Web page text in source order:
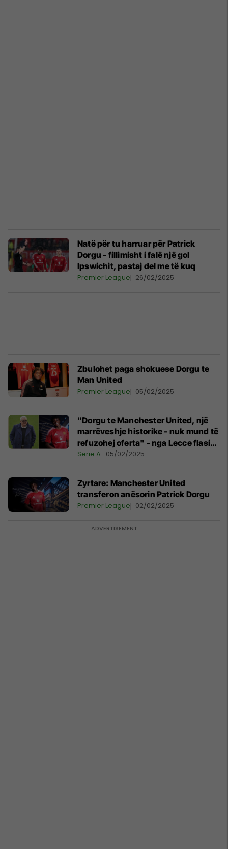
Natë për tu harruar për Patrick
Dorgu - fillimisht i falë një gol
Ipswichit, pastaj del me të kuq
Premier League 26/02/2025
Zbulohet paga shokuese Dorgu te
Man United
Premier League 05/02/2025
"Dorgu te Manchester United, një
marrëveshje historike - nuk mund të
refuzohej oferta" - nga Lecce flasin
për shitjen e vitit
Serie A 05/02/2025
Zyrtare: Manchester United
transferon anësorin Patrick Dorgu
Premier League 02/02/2025